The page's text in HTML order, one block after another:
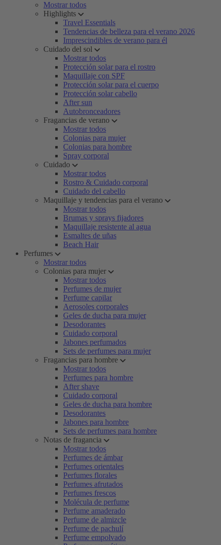
Mostrar todos
Highlights
Travel Essentials
Tendencias de belleza para el verano 2026
Imprescindibles de verano para él
Cuidado del sol
Mostrar todos
Protección solar para el rostro
Maquillaje con SPF
Protección solar para el cuerpo
Protección solar cabello
After sun
Autobronceadores
Fragancias de verano
Mostrar todos
Colonias para mujer
Colonias para hombre
Spray corporal
Cuidado
Mostrar todos
Rostro & Cuidado corporal
Cuidado del cabello
Maquillaje y tendencias para el verano
Mostrar todos
Brumas y sprays fijadores
Maquillaje resistente al agua
Esmaltes de uñas
Beach Hair
Perfumes
Mostrar todos
Colonias para mujer
Mostrar todos
Perfumes de mujer
Perfume capilar
Aerosoles corporales
Geles de ducha para mujer
Desodorantes
Cuidado corporal
Jabones perfumados
Sets de perfumes para mujer
Fragancias para hombre
Mostrar todos
Perfumes para hombre
After shave
Cuidado corporal
Geles de ducha para hombre
Desodorantes
Jabones para hombre
Sets de perfumes para hombre
Notas de fragancia
Mostrar todos
Perfumes de ámbar
Perfumes orientales
Perfumes florales
Perfumes afrutados
Perfumes frescos
Molécula de perfume
Perfume amaderado
Perfume de almizcle
Perfume de pachulí
Perfume empolvado